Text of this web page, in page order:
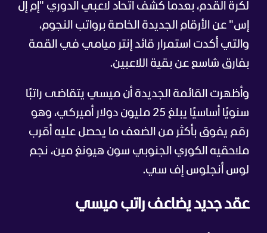
لكرة القدم، بعدما كشف اتحاد لاعبي الدوري "إم إل
إس" عن الأرقام الجديدة الخاصة برواتب النجوم،
والتي أكدت استمرار قائد إنتر ميامي في القمة
بفارق شاسع عن بقية اللاعبين.
وأظهرت القائمة الجديدة أن ميسي يتقاضى راتبًا
سنويًا أساسيًا يبلغ 25 مليون دولار أميركي، وهو
رقم يفوق بأكثر من الضعف ما يحصل عليه أقرب
ملاحقيه الكوري الجنوبي سون هيونغ مين، نجم
لوس أنجلوس إف سي.
عقد جديد يضاعف راتب ميسي